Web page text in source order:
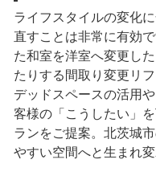
ライフスタイルの変化
直すことは非常に有効
た和室を洋室へ変更した
たりする間取り変更リ
デッドスペースの活用
客様の「こうしたい」
ランをご提案。北茨城
やすい空間へと生まれ変